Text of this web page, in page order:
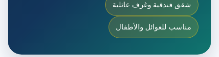
شقق فندقية وغرف عائلية
مناسب للعوائل والأطفال